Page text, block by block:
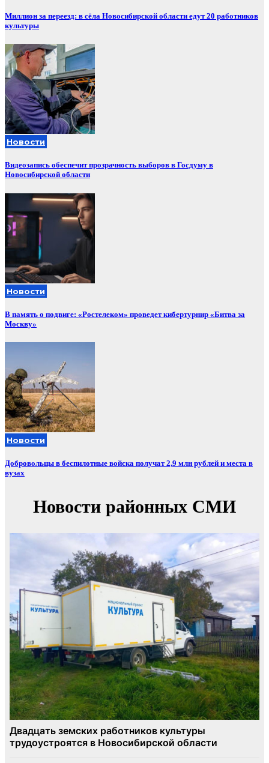
Миллион за переезд: в сёла Новосибирской области едут 20 работников
культуры
Новости
Видеозапись обеспечит прозрачность выборов в Госдуму в
Новосибирской области
Новости
В память о подвиге: «Ростелеком» проведет кибертурнир «Битва за
Москву»
Новости
Добровольцы в беспилотные войска получат 2,9 млн рублей и места в
вузах